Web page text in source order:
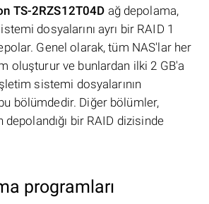
TS-2RZS12T04D ağ depolama,
dosyalarını ayrı bir RAID 1
Genel olarak, tüm NAS'lar her
oluşturur ve bunlardan ilki 2 GB'a
sistemi dosyalarının
bölümdedir. Diğer bölümler,
depolandığı bir RAID dizisinde
programları